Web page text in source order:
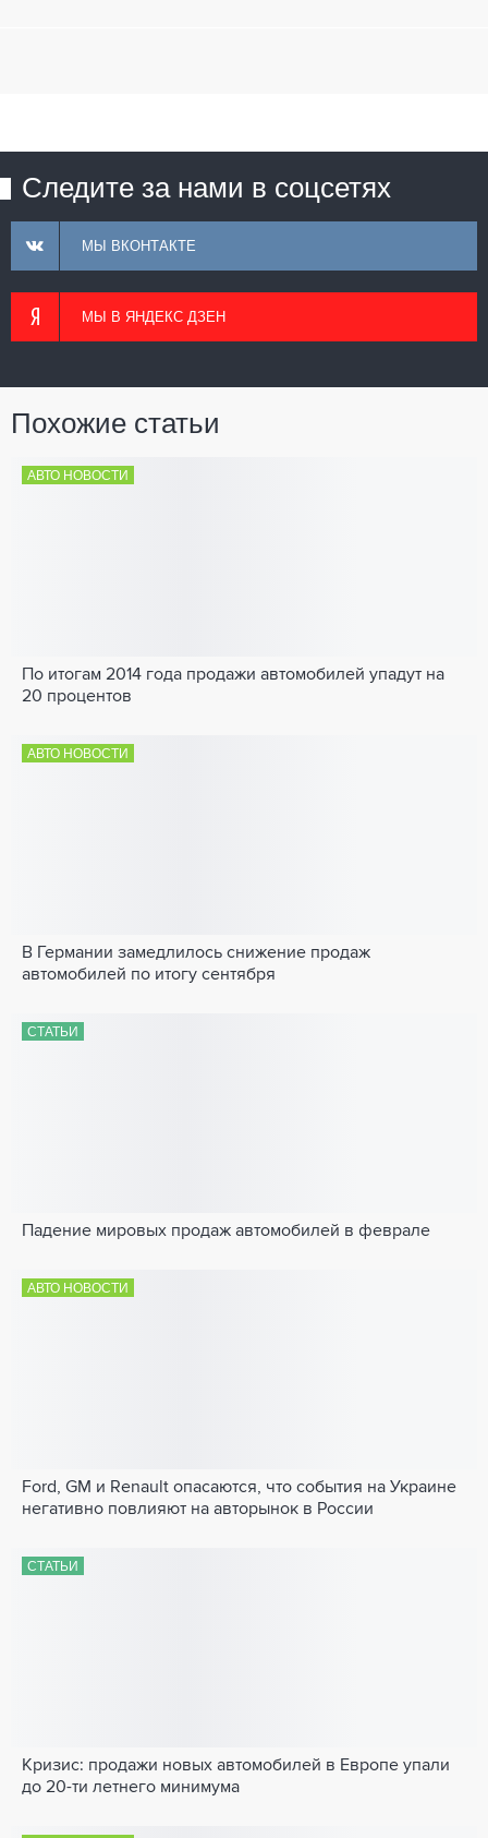
Следите за нами в соцсетях
МЫ ВКОНТАКТЕ
МЫ В ЯНДЕКС ДЗЕН
Похожие статьи
АВТО НОВОСТИ
По итогам 2014 года продажи автомобилей упадут на
20 процентов
АВТО НОВОСТИ
В Германии замедлилось снижение продаж
автомобилей по итогу сентября
СТАТЬИ
Падение мировых продаж автомобилей в феврале
АВТО НОВОСТИ
Ford, GM и Renault опасаются, что события на Украине
негативно повлияют на авторынок в России
СТАТЬИ
Кризис: продажи новых автомобилей в Европе упали
до 20-ти летнего минимума